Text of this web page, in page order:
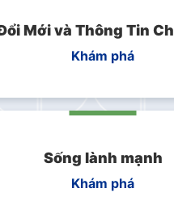
Mới và Thông Tin
Khám phá
Sống lành mạnh
Khám phá